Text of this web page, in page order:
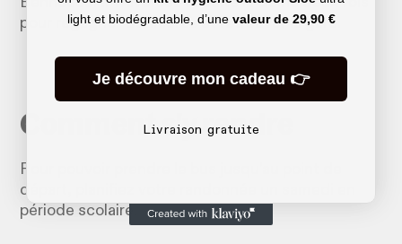
pour regagner Bonnières et retrouver la gare.
Comment s'y rendre
Pour pouvoir prendre le bus jusqu’au point de
départ, planifiez votre randonnée un samedi en
période scolaire.
light et biodégradable, d’une valeur de 29,90 €
Je découvre mon cadeau 👉
Livraison gratuite